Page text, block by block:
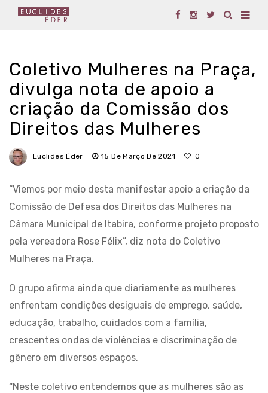
Coletivo Mulheres na Praça,
divulga nota de apoio a
criação da Comissão dos
Direitos das Mulheres
Euclides Éder 15 De Março De 2021 0
“Viemos por meio desta manifestar apoio a criação da
Comissão de Defesa dos Direitos das Mulheres na
Câmara Municipal de Itabira, conforme projeto proposto
pela vereadora Rose Félix”, diz nota do Coletivo
Mulheres na Praça.
O grupo afirma ainda que diariamente as mulheres
enfrentam condições desiguais de emprego, saúde,
educação, trabalho, cuidados com a família,
crescentes ondas de violências e discriminação de
gênero em diversos espaços.
“Neste coletivo entendemos que as mulheres são as